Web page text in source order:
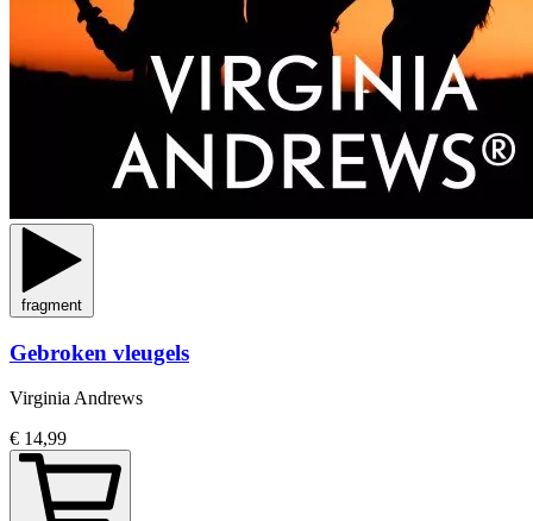
fragment
Gebroken vleugels
Virginia Andrews
€ 14,99